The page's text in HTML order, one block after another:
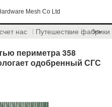
Mesh Co Ltd
нас Путешествие фабрики
>>
периметра 358
одобренный СГС